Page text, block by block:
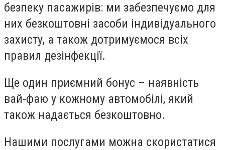
безпеку пасажирів: ми забезпечуємо для
них безкоштовні засоби індивідуального
захисту, а також дотримуємося всіх
правил дезінфекції.
Ще один приємний бонус – наявність
вай-фаю у кожному автомобілі, який
також надається безкоштовно.
Нашими послугами можна скористатися